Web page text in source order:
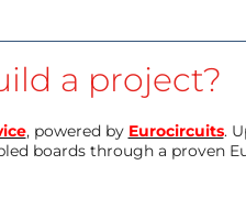
a project?
, powered by Eurocircuits.
boards through a proven